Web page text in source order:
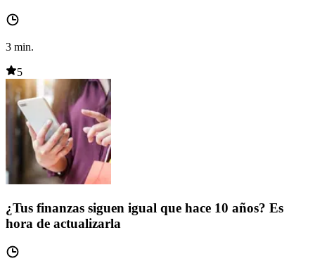
3 min.
5
¿Tus finanzas siguen igual que hace 10 años? Es
hora de actualizarla